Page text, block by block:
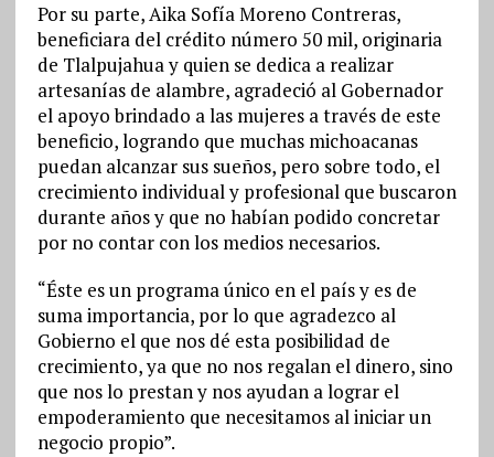
Por su parte, Aika Sofía Moreno Contreras,
beneficiara del crédito número 50 mil, originaria
de Tlalpujahua y quien se dedica a realizar
artesanías de alambre, agradeció al Gobernador
el apoyo brindado a las mujeres a través de este
beneficio, logrando que muchas michoacanas
puedan alcanzar sus sueños, pero sobre todo, el
crecimiento individual y profesional que buscaron
durante años y que no habían podido concretar
por no contar con los medios necesarios.
“Éste es un programa único en el país y es de
suma importancia, por lo que agradezco al
Gobierno el que nos dé esta posibilidad de
crecimiento, ya que no nos regalan el dinero, sino
que nos lo prestan y nos ayudan a lograr el
empoderamiento que necesitamos al iniciar un
negocio propio”.